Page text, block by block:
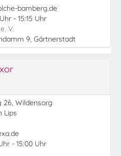
bamberg.de
- 15:15 Uhr
V.
9, Gärtnerstadt
26, Wildensorg
Lips
- 15:00 Uhr